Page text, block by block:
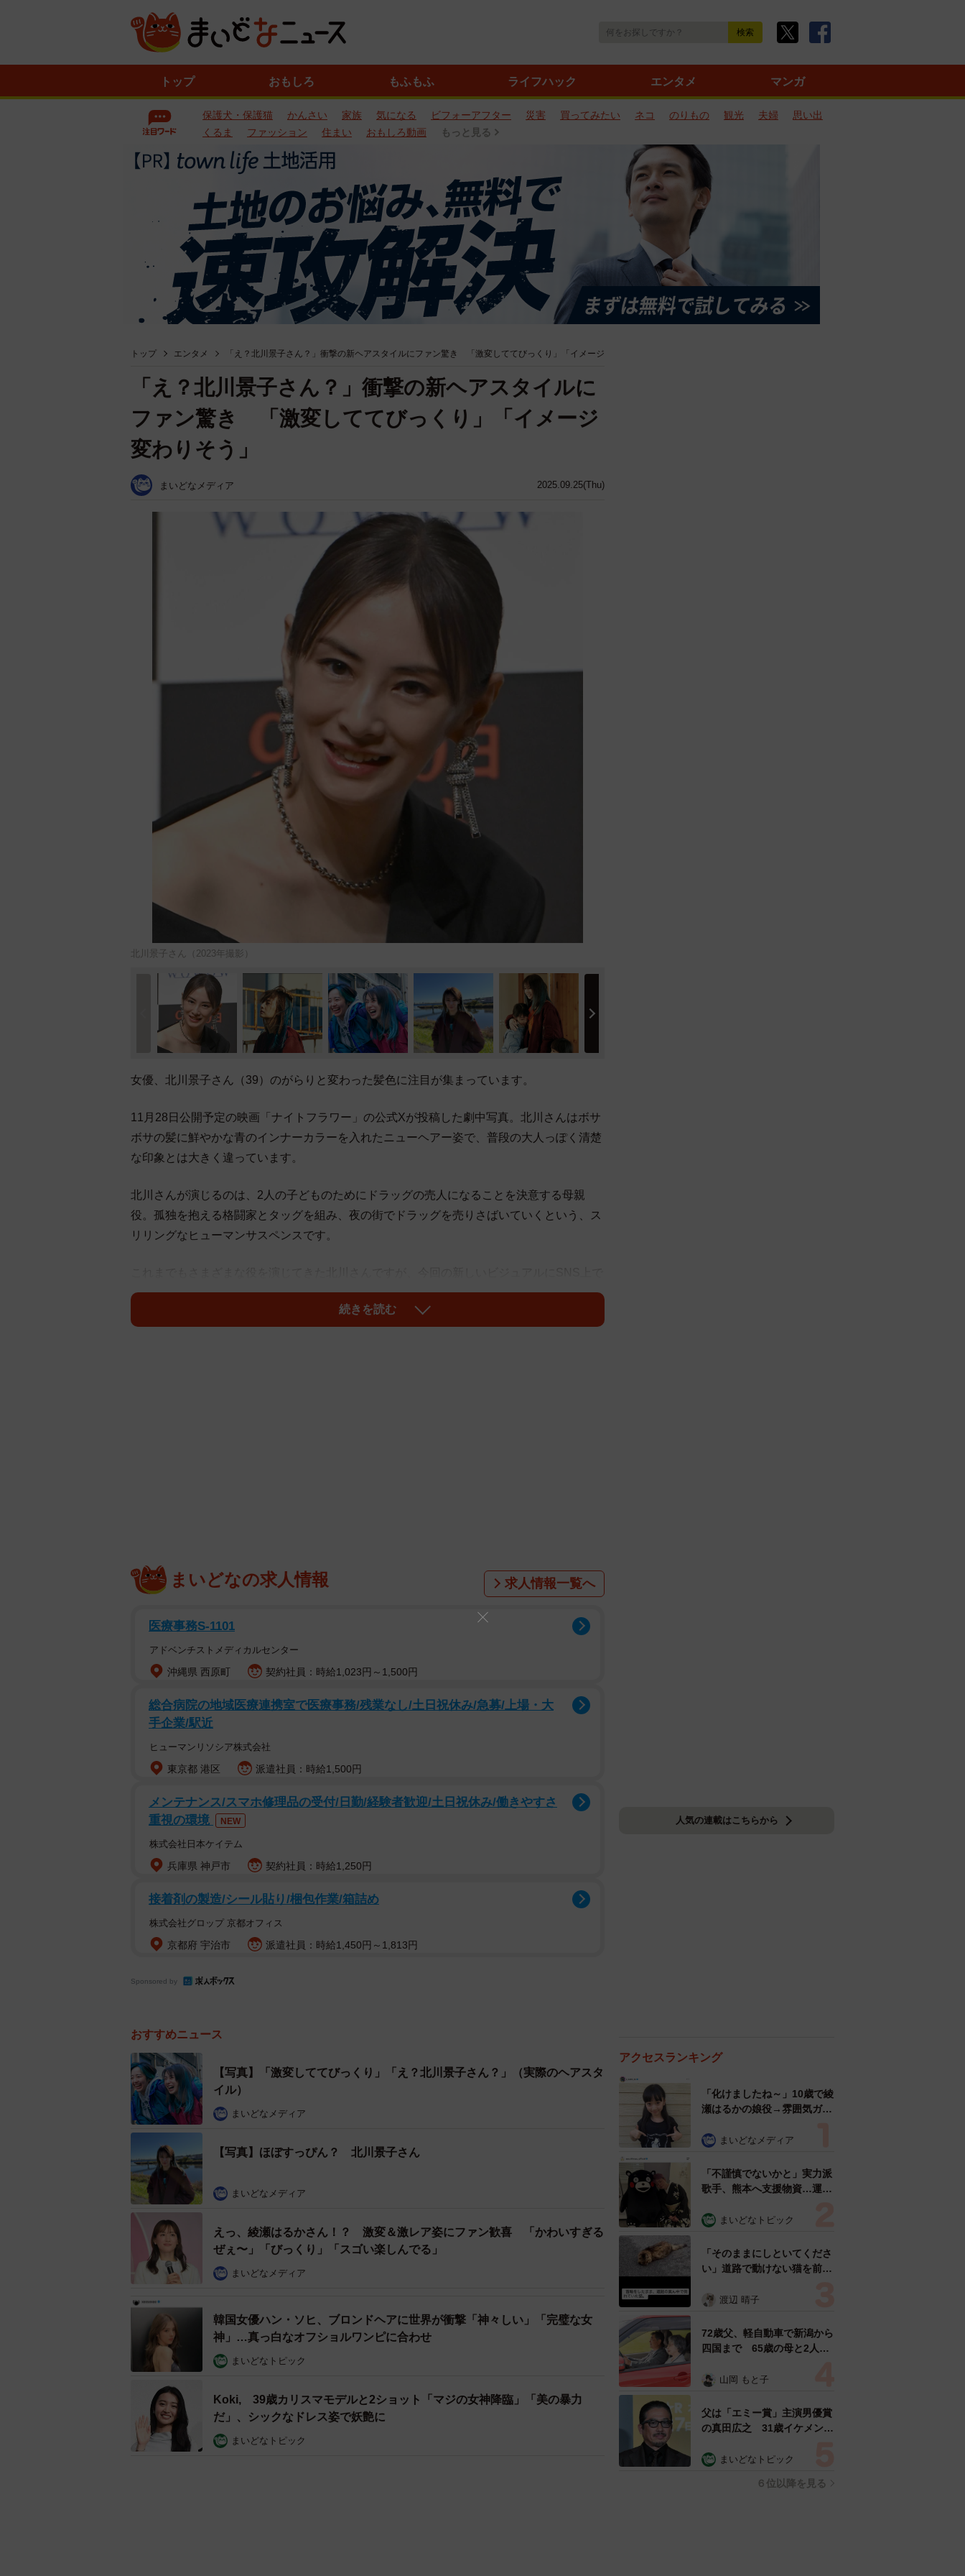
トップ おもしろ もふもふ ライフハック エンタメ マンガ
保護犬・保護猫 かんさい 家族 気になる ビフォーアフター 災害 買ってみたい ネコ のりもの 観光 夫婦
思い出
くるま
ファッション 住まい おもしろ動画 もっと見る
トップ エンタメ 「え？北川景子さん？」衝撃の新ヘアスタイルにファン驚き 「激変しててびっくり」「イメージ
2025.09.25(Thu)
「え？北川景子さん？」衝撃の新ヘアスタイルに
ファン驚き 「激変しててびっくり」「イメージ
変わりそう」
まいどなメディア
北川景子さん（2023年撮影）
女優、北川景子さん（39）のがらりと変わった髪色に注目が集まっています。
11月28日公開予定の映画「ナイトフラワー」の公式Xが投稿した劇中写真。北川さんはボサ
ボサの髪に鮮やかな青のインナーカラーを入れたニューヘアー姿で、普段の大人っぽく清楚
な印象とは大きく違っています。
北川さんが演じるのは、2人の子どものためにドラッグの売人になることを決意する母親
役。孤独を抱える格闘家とタッグを組み、夜の街でドラッグを売りさばいていくという、ス
リリングなヒューマンサスペンスです。
は「青髪姿で激変しててびっくり」「え？北川景子さん？」「衝撃の役柄」「治安の悪い役
久しぶりすぎてビックリ」「ダークな雰囲気を感じる」「景子ちゃんのイメージ変わりそう
続きを読む
まいどなの求人情報 求人情報一覧へ
医療事務S-1101
アドベンチストメディカルセンター
沖縄県 西原町 契約社員：時給1,023円～1,500円
総合病院の地域医療連携室で医療事務/残業なし/土日祝休み/急募/上場・大
手企業/駅近
ヒューマンリソシア株式会社
東京都 港区 派遣社員：時給1,500円
メンテナンス/スマホ修理品の受付/日勤/経験者歓迎/土日祝休み/働きやすさ
重視の環境
NEW
株式会社日本ケイテム
兵庫県 神戸市 契約社員：時給1,250円
接着剤の製造/シール貼り/梱包作業/箱詰め
株式会社グロップ 京都オフィス
京都府 宇治市 派遣社員：時給1,450円～1,813円
Sponsored by
おすすめニュース
【写真】「激変しててびっくり」「え？北川景子さん？」（実際のヘアスタ
イル）
まいどなメディア
【写真】ほぼすっぴん？ 北川景子さん
まいどなメディア
えっ、綾瀬はるかさん！？ 激変＆激レア姿にファン歓喜 「かわいすぎる
ぜぇ〜」「びっくり」「スゴい楽しんでる」
まいどなメディア
韓国女優ハン・ソヒ、ブロンドヘアに世界が衝撃「神々しい」「完璧な女
神」…真っ白なオフショルワンピに合わせ
まいどなトピック
Koki, 39歳カリスマモデルと2ショット「マジの女神降臨」「美の暴力
だ」、シックなドレス姿で妖艶に
まいどなトピック
人気の連載はこちらから
アクセスランキング
「化けましたね～」10歳で綾
瀬はるかの娘役→雰囲気ガラ
雰囲気が」「宝塚に入れそ
まいどなメディア
「不謹慎でないかと」実力派
歌手、熊本へ支援物資…運搬
めらい 「痛いほど伝わる」
まいどなトピック
「そのままにしといてくださ
い」道路で動けない猫を前に
ようとした4日間 「命の重
表の訴え
渡辺 晴子
72歳父、軽自動車で新潟から
四国まで 65歳の母と2人で
憩まで分刻み… 「大学生で
山岡 もと子
父は「エミー賞」主演男優賞
の真田広之 31歳イケメン俳
「ガチヒロさんそっくり」
まいどなトピック
６位以降を見る